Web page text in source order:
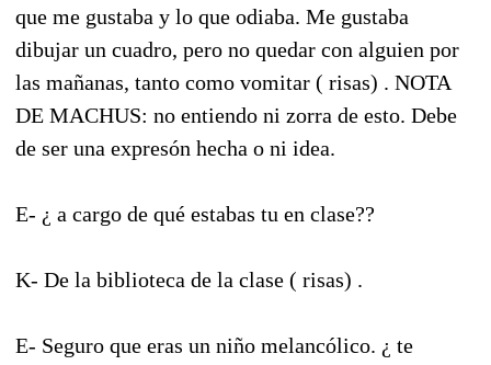
que me gustaba y lo que odiaba. Me gustaba
dibujar un cuadro, pero no quedar con alguien por
las mañanas, tanto como vomitar ( risas) . NOTA
DE MACHUS: no entiendo ni zorra de esto. Debe
de ser una expresón hecha o ni idea.
E- ¿ a cargo de qué estabas tu en clase??
K- De la biblioteca de la clase ( risas) .
E- Seguro que eras un niño melancólico. ¿ te